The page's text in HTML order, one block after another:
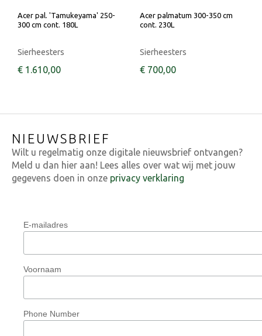
Acer pal. 'Tamukeyama' 250-
300 cm cont. 180L
Sierheesters
€ 1.610,00
Acer palmatum 300-350 cm
cont. 230L
Sierheesters
€ 700,00
NIEUWSBRIEF
Wilt u regelmatig onze digitale nieuwsbrief ontvangen?
Meld u dan hier aan! Lees alles over wat wij met jouw
gegevens doen in onze privacy verklaring
E-mailadres
Voornaam
Phone Number